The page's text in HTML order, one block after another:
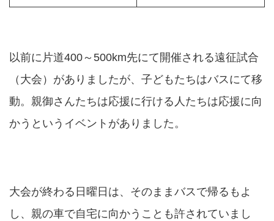
以前に片道400～500km先にて開催される遠征試合
（大会）がありましたが、子どもたちはバスにて移
動。親御さんたちは応援に行ける人たちは応援に向
かうというイベントがありました。
大会が終わる日曜日は、そのままバスで帰るもよ
し、親の車で自宅に向かうことも許されていまし